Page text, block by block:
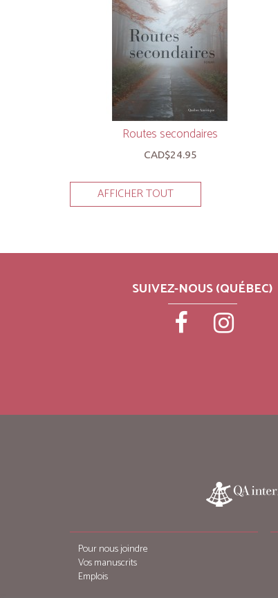
Routes secondaires
CAD$24.95
AFFICHER TOUT
SUIVEZ-NOUS (QUÉBEC)
Pour nous joindre
Vos manuscrits
Emplois